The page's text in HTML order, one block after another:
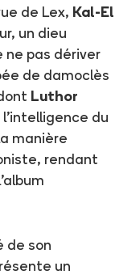
de Lex, Kal-El
un dieu
ne pas dériver
de damoclès
Luthor
du
manière
rendant
de son
un